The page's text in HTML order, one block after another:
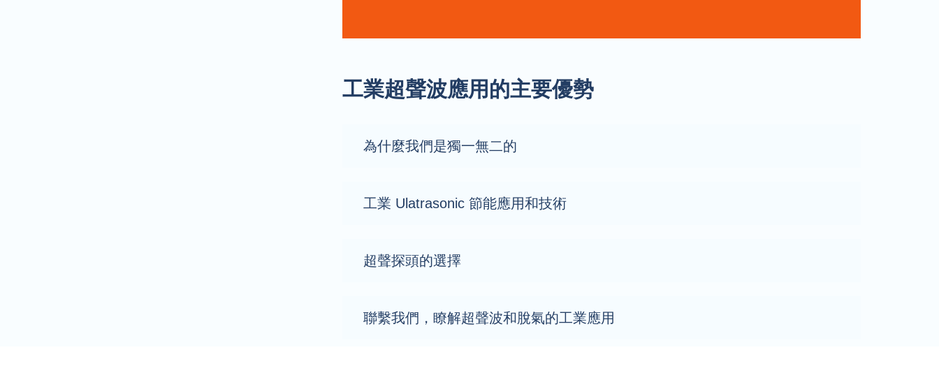
工業超聲波應用的主要優勢
為什麼我們是獨一無二的
工業 Ulatrasonic 節能應用和技術
超聲探頭的選擇
聯繫我們，瞭解超聲波和脫氣的工業應用